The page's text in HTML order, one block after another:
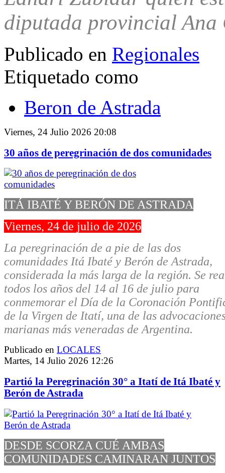
diputada provincial Ana
Publicado en Regionales
Etiquetado como
Beron de Astrada
Viernes, 24 Julio 2026 20:08
30 años de peregrinación de dos comunidades
ITÁ IBATÉ Y BERÓN DE ASTRADA
Viernes, 24 de julio de 2026
La peregrinación de a pie de las dos
comunidades Itá Ibaté y Berón de Astrada,
considerada la más larga de la región. Se
todos los años del 14 al 16 de julio para
conmemorar el Día de la Coronación
de la Virgen de Itatí, una de las
marianas más veneradas de Argentina.
Publicado en LOCALES
Martes, 14 Julio 2026 12:26
Partió la Peregrinación 30° a Itatí de Itá Ibaté y
Berón de Astrada
DESDE SCORZA CUÉ AMBAS
COMUNIDADES CAMINARAN JUNTOS